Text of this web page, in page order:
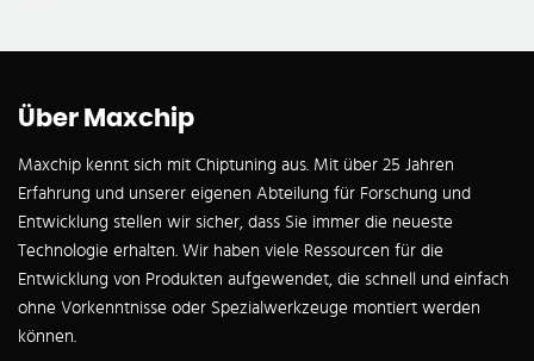
Über Maxchip
Maxchip kennt sich mit Chiptuning aus. Mit über 25 Jahren
Erfahrung und unserer eigenen Abteilung für Forschung und
Entwicklung stellen wir sicher, dass Sie immer die neueste
Technologie erhalten. Wir haben viele Ressourcen für die
Entwicklung von Produkten aufgewendet, die schnell und einfach
ohne Vorkenntnisse oder Spezialwerkzeuge montiert werden
können.